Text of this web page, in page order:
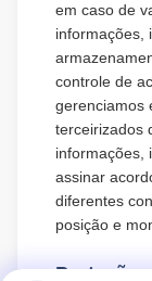
em caso de
informações,
controle de
gerenciamos
terceirizados
informações,
assinar
diferentes
posição e
Proteção